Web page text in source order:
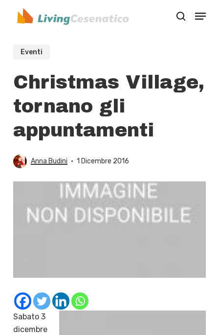
search
Menu
Eventi
Christmas Village,
tornano gli
appuntamenti
Anna Budini 1 Dicembre 2016
Sabato 3
dicembre